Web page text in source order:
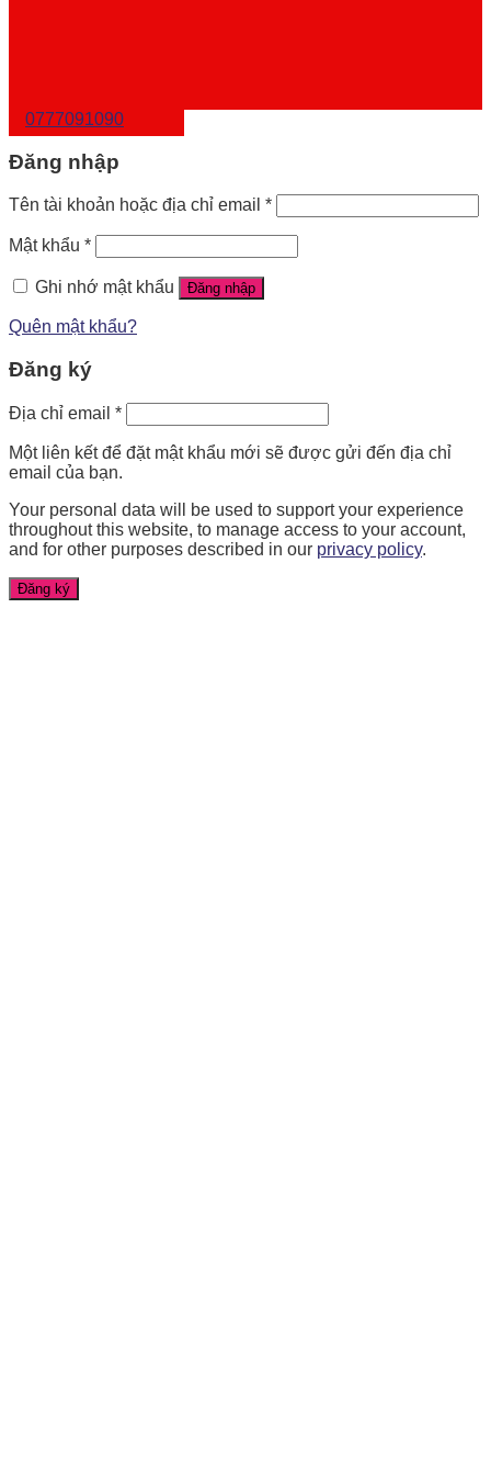
0777091090
Đăng nhập
Tên tài khoản hoặc địa chỉ email *
Mật khẩu *
Ghi nhớ mật khẩu Đăng nhập
Quên mật khẩu?
Đăng ký
Địa chỉ email *
Một liên kết để đặt mật khẩu mới sẽ được gửi đến địa chỉ
email của bạn.
Your personal data will be used to support your experience
throughout this website, to manage access to your account,
and for other purposes described in our privacy policy.
Đăng ký